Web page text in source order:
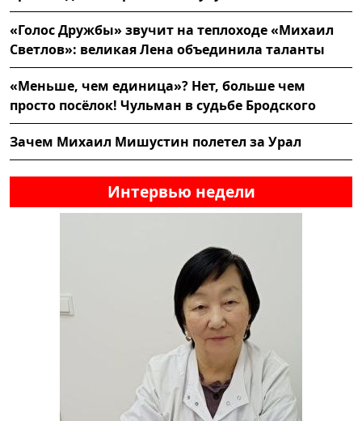
«Голос Дружбы» звучит на теплоходе «Михаил
Светлов»: великая Лена объединила таланты
«Меньше, чем единица»? Нет, больше чем
просто посёлок! Чульман в судьбе Бродского
Зачем Михаил Мишустин полетел за Урал
Интервью недели